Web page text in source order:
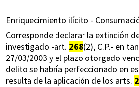
Enriquecimiento ilícito -
Corresponde declarar la extinción
investigado -art. 268(2), C.P.- en
27/03/2003 y el plazo otorgado
delito se habría perfeccionado en
resulta de la aplicación de los arts.